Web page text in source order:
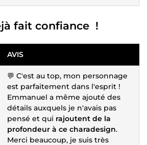
fait confiance !
AVIS
💬 C'est au top, mon personnage
est parfaitement dans l'esprit !
Emmanuel a même ajouté des
détails auxquels je n'avais pas
pensé et qui rajoutent de la
profondeur à ce charadesign.
Merci beaucoup, je suis très